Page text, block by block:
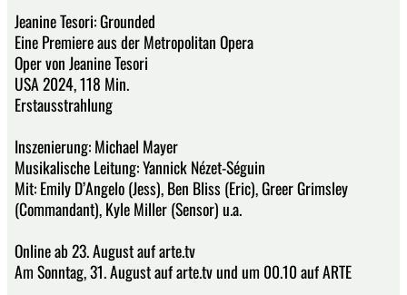
Jeanine Tesori: Grounded
Eine Premiere aus der Metropolitan Opera
Oper von Jeanine Tesori
USA 2024, 118 Min.
Erstausstrahlung
Inszenierung: Michael Mayer
Musikalische Leitung: Yannick Nézet-Séguin
Mit: Emily D’Angelo (Jess), Ben Bliss (Eric), Greer Grimsley
(Commandant), Kyle Miller (Sensor) u.a.
Online ab 23. August auf arte.tv
Am Sonntag, 31. August auf arte.tv und um 00.10 auf ARTE